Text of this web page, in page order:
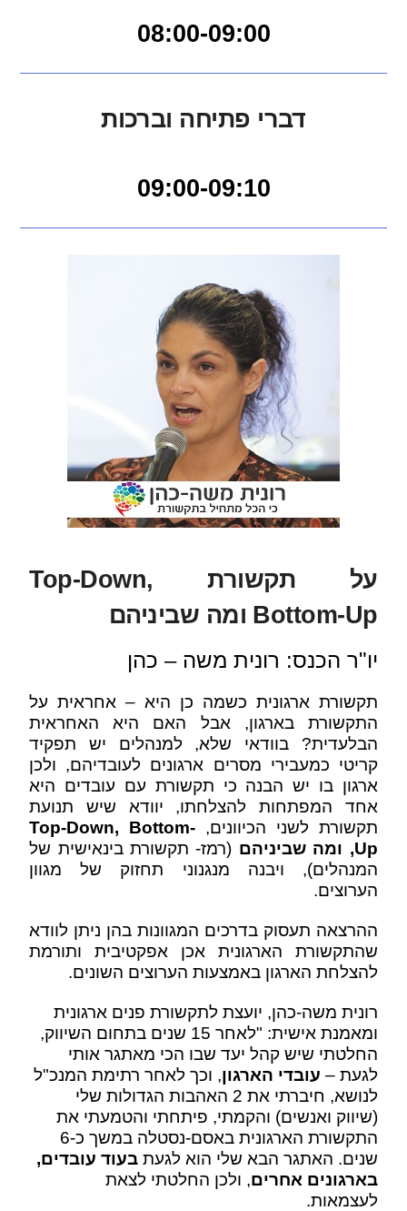
08:00-09:00
דברי פתיחה וברכות
09:00-09:10
על תקשורת Top-Down,
Bottom-Up ומה שביניהם
יו"ר הכנס: רונית משה – כהן
תקשורת ארגונית כשמה כן היא – אחראית על
התקשורת בארגון, אבל האם היא האחראית
הבלעדית? בוודאי שלא, למנהלים יש תפקיד
קריטי כמעבירי מסרים ארגונים לעובדיהם, ולכן
ארגון בו יש הבנה כי תקשורת עם עובדים היא
אחד המפתחות להצלחתו, יוודא שיש תנועת
תקשורת לשני הכיוונים,
Top-Down, Bottom-
Up, ומה שביניהם (רמז- תקשורת בינאישית של
המנהלים), ויבנה מנגנוני תחזוק של מגוון
הערוצים.
ההרצאה תעסוק בדרכים המגוונות בהן ניתן לוודא
שהתקשורת הארגונית אכן אפקטיבית ותורמת
להצלחת הארגון באמצעות הערוצים השונים.
רונית משה-כהן, יועצת לתקשורת פנים ארגונית
ומאמנת אישית: "לאחר 15 שנים בתחום השיווק,
החלטתי שיש קהל יעד שבו הכי מאתגר אותי
לגעת – עובדי הארגון, וכך לאחר רתימת המנכ"ל
לנושא, חיברתי את 2 האהבות הגדולות שלי
(שיווק ואנשים) והקמתי, פיתחתי והטמעתי את
התקשורת הארגונית באסם-נסטלה במשך כ-6
שנים. האתגר הבא שלי הוא לגעתבעוד עובדים,
בארגונים אחרים, ולכן החלטתי לצאת
לעצמאות.